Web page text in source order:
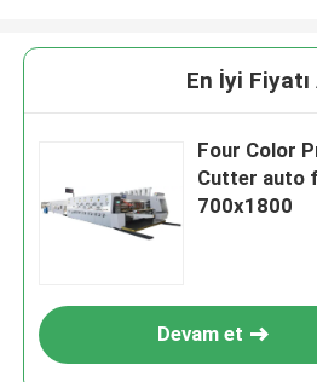
En İyi Fiyatı
Four Color
Cutter auto
700x1800
Devam et